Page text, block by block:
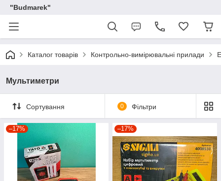
"Budmarek"
Каталог товарів Контрольно-вимірювальні прилади
Мультиметри
Сортування 0 Фільтри
–17% –17%